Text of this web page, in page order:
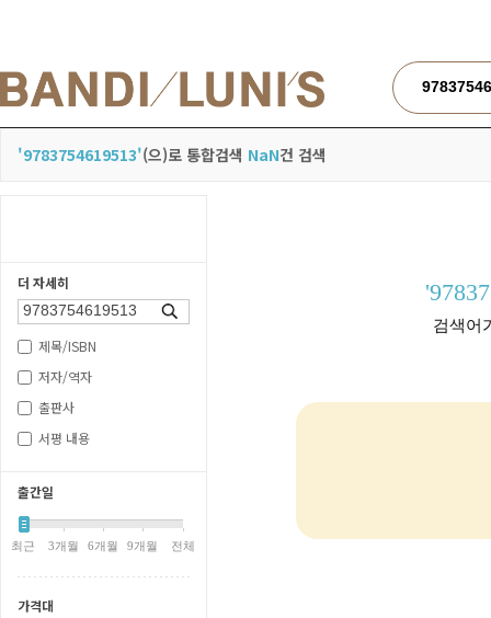
검색
'9783754619513'(으)로 통합검색 NaN건 검색
더 자세히
검색
제목/ISBN
저자/역자
출판사
서평 내용
출간일
최근 3개월 6개월 9개월 전체
가격대
검색어